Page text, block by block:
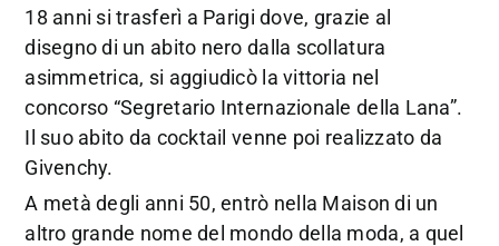
18 anni si trasferì a Parigi dove, grazie al
disegno di un abito nero dalla scollatura
asimmetrica, si aggiudicò la vittoria nel
concorso “Segretario Internazionale della Lana”.
Il suo abito da cocktail venne poi realizzato da
Givenchy.
A metà degli anni 50, entrò nella Maison di un
altro grande nome del mondo della moda, a quel